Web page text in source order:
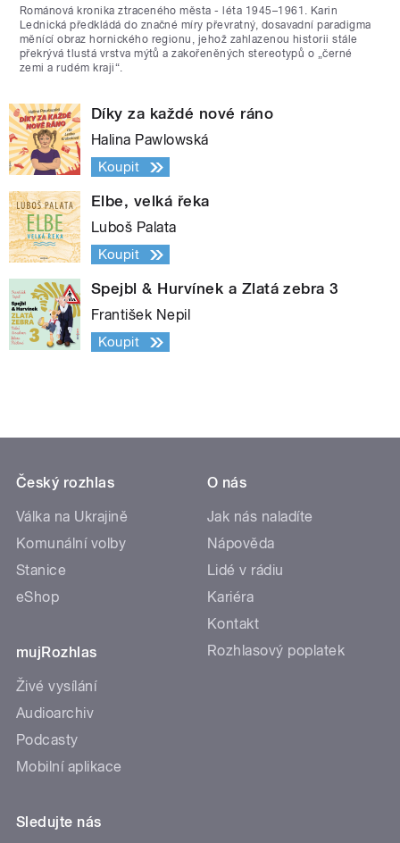
Románová kronika ztraceného města - léta 1945–1961. Karin
Lednická předkládá do značné míry převratný, dosavadní paradigma
měnící obraz hornického regionu, jehož zahlazenou historii stále
překrývá tlustá vrstva mýtů a zakořeněných stereotypů o „černé
zemi a rudém kraji“.
Díky za každé nové ráno
Halina Pawlowská
Koupit
Elbe, velká řeka
Luboš Palata
Koupit
Spejbl & Hurvínek a Zlatá zebra 3
František Nepil
Koupit
Český rozhlas
Válka na Ukrajině
Komunální volby
Stanice
eShop
mujRozhlas
Živé vysílání
Audioarchiv
Podcasty
Mobilní aplikace
O nás
Jak nás naladíte
Nápověda
Lidé v rádiu
Kariéra
Kontakt
Rozhlasový poplatek
Sledujte nás